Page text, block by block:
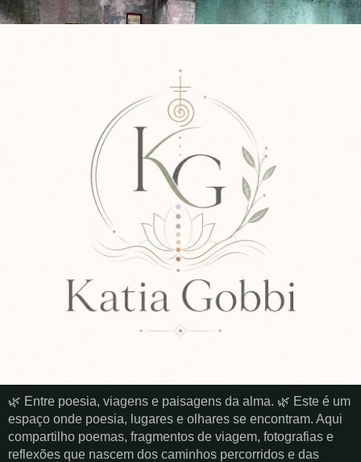
🌿 Entre poesia, viagens e paisagens da alma. 🌿 Este é um
espaço onde poesia, lugares e olhares se encontram. Aqui
compartilho poemas, fragmentos de viagem, fotografias e
reflexões que nascem dos caminhos percorridos e das